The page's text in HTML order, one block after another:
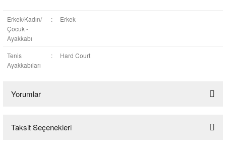
Erkek/Kadın/
Çocuk -
Ayakkabı
: Erkek
Tenis
Ayakkabıları
: Hard Court
Yorumlar
Bu ürüne ilk yorumu siz yapın!
Taksit Seçenekleri